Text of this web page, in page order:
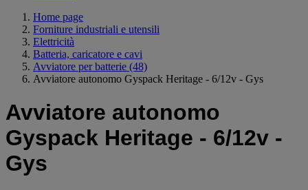
Home page
Forniture industriali e utensili
Elettricità
Batteria, caricatore e cavi
Avviatore per batterie (48)
Avviatore autonomo Gyspack Heritage - 6/12v - Gys
Avviatore autonomo
Gyspack Heritage - 6/12v -
Gys